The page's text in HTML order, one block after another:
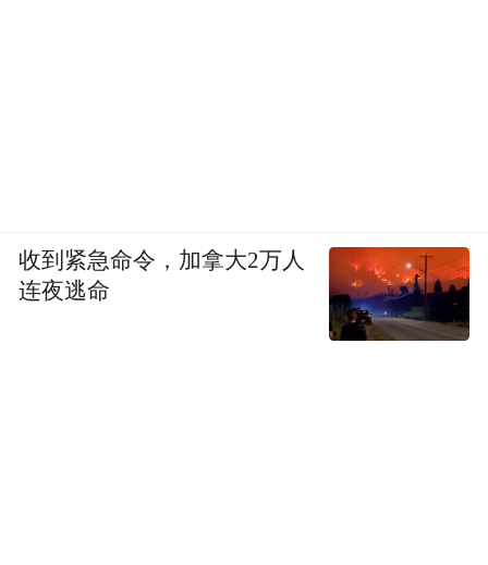
收到紧急命令，加拿大2万人
连夜逃命